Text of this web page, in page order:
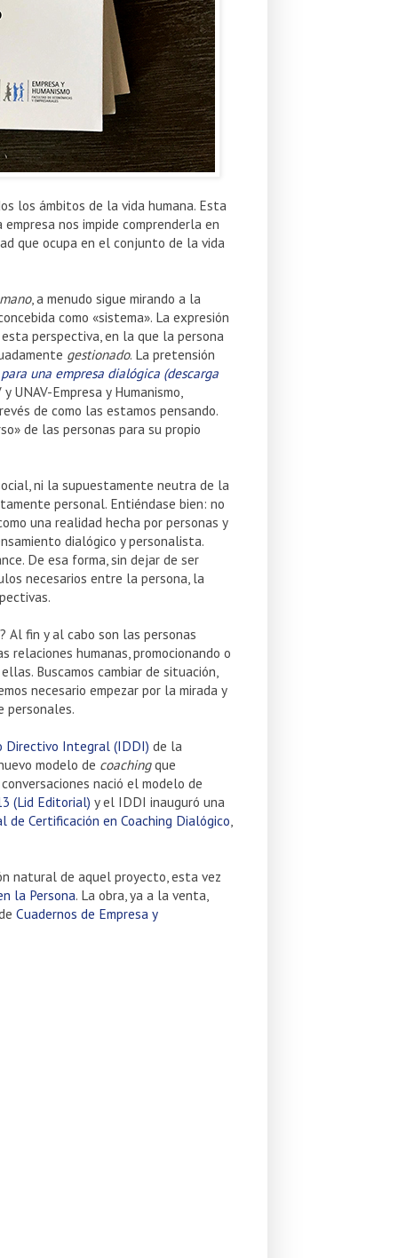
los ámbitos de la vida humana. Esta
nos impide comprenderla en
que ocupa en el conjunto de la vida
, a menudo sigue mirando a la
como «sistema». La expresión
perspectiva, en la que la persona
gestionado. La pretensión
una empresa dialógica (descarga
UNAV-Empresa y Humanismo,
de como las estamos pensando.
de las personas para su propio
ni la supuestamente neutra de la
personal. Entiéndase bien: no
una realidad hecha por personas y
dialógico y personalista.
De esa forma, sin dejar de ser
necesarios entre la persona, la
Al fin y al cabo son las personas
relaciones humanas, promocionando o
Buscamos cambiar de situación,
necesario empezar por la mirada y
personales.
Integral (IDDI) de la
modelo de coachingque
nació el modelo de
(Lid Editorial) y el IDDI inauguró una
de Certificación en Coaching Dialógico
natural de aquel proyecto, esta vez
la Persona. La obra, ya a la venta,
Cuadernos de Empresa y